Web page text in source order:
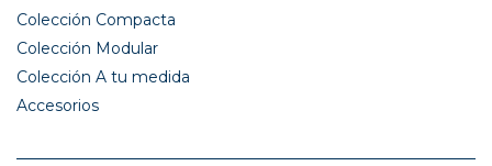
Colección Compacta
Colección Modular
Colección A tu medida
Accesorios